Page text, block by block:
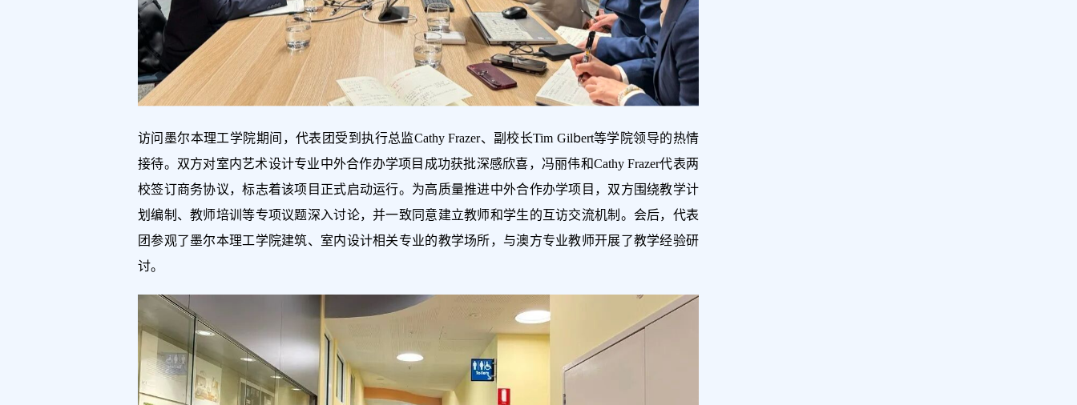
访问墨尔本理工学院期间，代表团受到执行总监Cathy Frazer、副校长Tim Gilbert等学院领导的热情
接待。双方对室内艺术设计专业中外合作办学项目成功获批深感欣喜，冯丽伟和Cathy Frazer代表两
校签订商务协议，标志着该项目正式启动运行。为高质量推进中外合作办学项目，双方围绕教学计
划编制、教师培训等专项议题深入讨论，并一致同意建立教师和学生的互访交流机制。会后，代表
团参观了墨尔本理工学院建筑、室内设计相关专业的教学场所，与澳方专业教师开展了教学经验研
讨。